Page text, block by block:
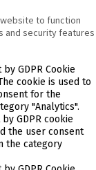
to function
and security features
GDPR Cookie
cookie is used to
for the
"Analytics".
GDPR cookie
the user consent
the category